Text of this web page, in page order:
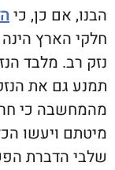
כן, כיהדברת
הינה עניין
מלבד הנזק
את הנזק
כי חרקים
הכל כדי